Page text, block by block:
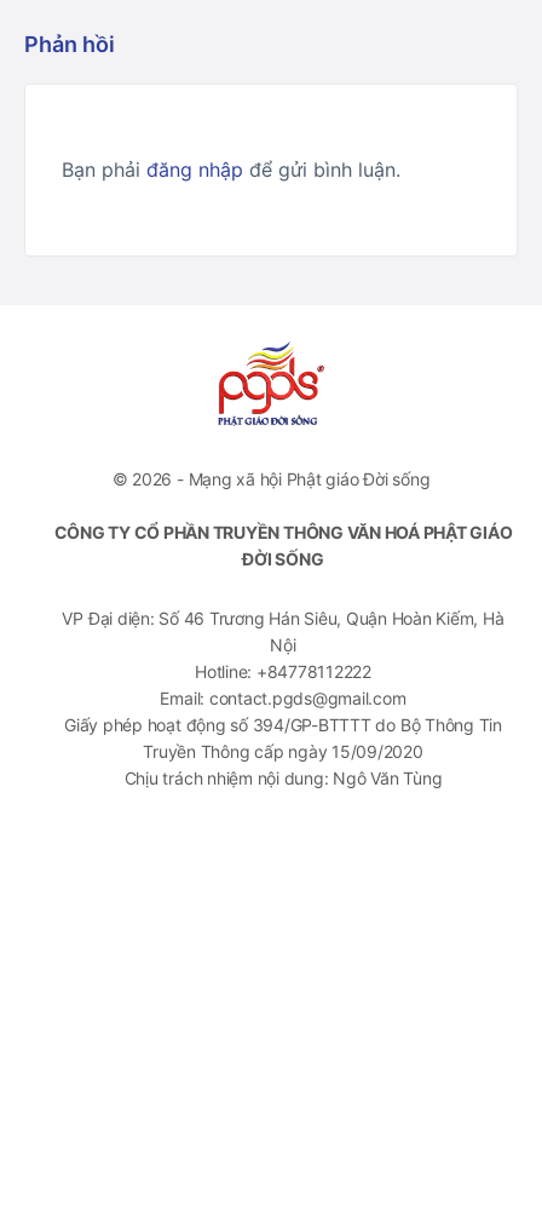
Phản hồi
Bạn phải đăng nhập để gửi bình luận.
© 2026 - Mạng xã hội Phật giáo Đời sống
CÔNG TY CỔ PHẦN TRUYỀN THÔNG VĂN HOÁ PHẬT GIÁO
ĐỜI SỐNG
VP Đại diện: Số 46 Trương Hán Siêu, Quận Hoàn Kiếm, Hà
Nội
Hotline: +84778112222
Email: contact.pgds@gmail.com
Giấy phép hoạt động số 394/GP-BTTTT do Bộ Thông Tin
Truyền Thông cấp ngày 15/09/2020
Chịu trách nhiệm nội dung: Ngô Văn Tùng